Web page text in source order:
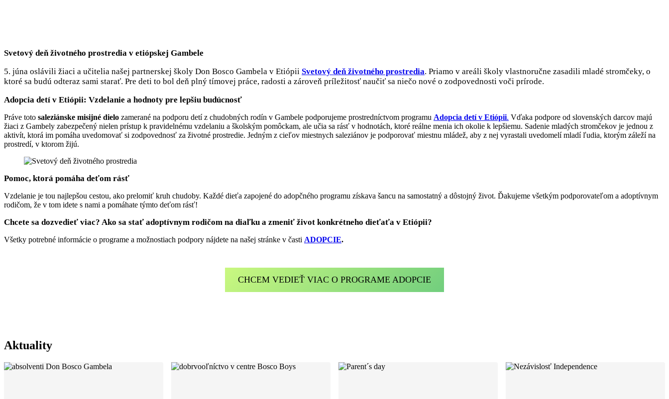
Svetový deň životného prostredia v etiópskej Gambele
5. júna oslávili žiaci a učitelia našej partnerskej školy Don Bosco Gambela v Etiópii Svetový deň životného prostredia. Priamo v areáli školy vlastnoručne zasadili mladé stromčeky, o
ktoré sa budú odteraz sami starať. Pre deti to bol deň plný tímovej práce, radosti a zároveň príležitosť naučiť sa niečo nové o zodpovednosti voči prírode.
Adopcia detí v Etiópii: Vzdelanie a hodnoty pre lepšiu budúcnosť
Práve toto saleziánske misijné dielo zamerané na podporu detí z chudobných rodín v Gambele podporujeme prostredníctvom programu Adopcia detí v Etiópii. Vďaka podpore od slovenských darcov majú
žiaci z Gambely zabezpečený nielen prístup k pravidelnému vzdelaniu a školským pomôckam, ale učia sa rásť v hodnotách, ktoré reálne menia ich okolie k lepšiemu. Sadenie mladých stromčekov je jednou z
aktivít, ktorá im pomáha uvedomovať si zodpovednosť za životné prostredie. Jedným z cieľov miestnych saleziánov je podporovať miestnu mládež, aby z nej vyrastali uvedomelí mladí ľudia, ktorým záleží na
prostredí, v ktorom žijú.
Pomoc, ktorá pomáha deťom rásť
Vzdelanie je tou najlepšou cestou, ako prelomiť kruh chudoby. Každé dieťa zapojené do adopčného programu získava šancu na samostatný a dôstojný život. Ďakujeme všetkým podporovateľom a adoptívnym
rodičom, že v tom idete s nami a pomáhate týmto deťom rásť!
Chcete sa dozvedieť viac? Ako sa stať adoptívnym rodičom na diaľku a zmeniť život konkrétneho dieťaťa v Etiópii?
Všetky potrebné informácie o programe a možnostiach podpory nájdete na našej stránke v časti ADOPCIE.
CHCEM VEDIEŤ VIAC O PROGRAME ADOPCIE
Aktuality